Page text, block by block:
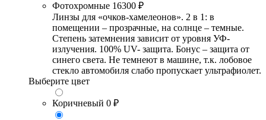
Фотохромные 16300 ₽
Линзы для «очков-хамелеонов». 2 в 1: в
помещении – прозрачные, на солнце – темные.
Степень затемнения зависит от уровня УФ-
излучения. 100% UV- защита. Бонус – защита от
синего света. Не темнеют в машине, т.к. лобовое
стекло автомобиля слабо пропускает ультрафиолет.
Выберите цвет
Коричневый 0 ₽